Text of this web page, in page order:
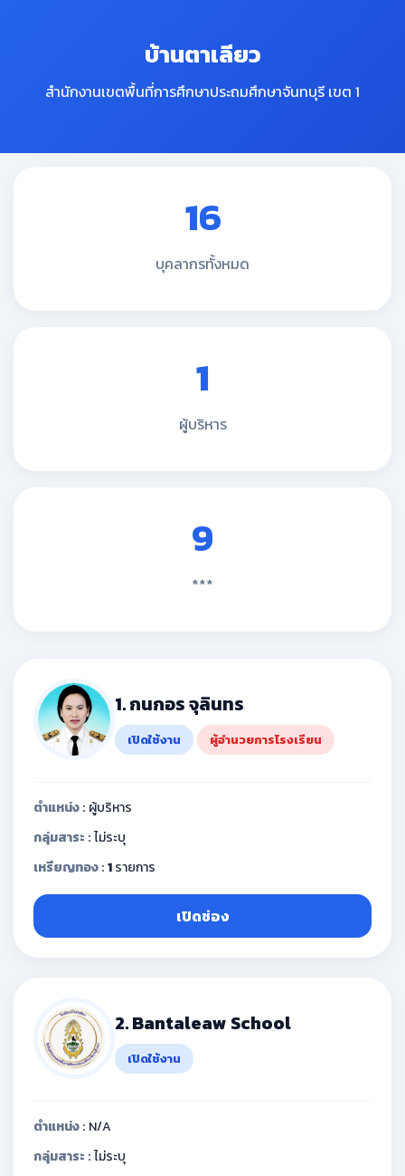
บ้านตาเลียว
สำนักงานเขตพื้นที่การศึกษาประถมศึกษาจันทบุรี เขต 1
16
บุคลากรทั้งหมด
1
ผู้บริหาร
9
***
1. กนกอร จุลินทร
เปิดใช้งาน ผู้อำนวยการโรงเรียน
ตำแหน่ง : ผู้บริหาร
กลุ่มสาระ :ไม่ระบุ
เหรียญทอง :1รายการ
เปิดช่อง
2. Bantaleaw School
เปิดใช้งาน
ตำแหน่ง : N/A
กลุ่มสาระ :ไม่ระบุ